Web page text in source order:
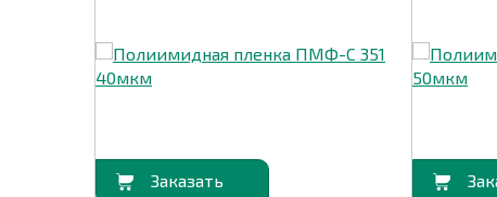
В корзину В корзину